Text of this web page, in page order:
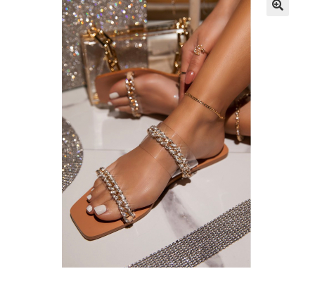
Контакты
Дом и сад
Публикации